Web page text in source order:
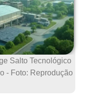
Salto Tecnológico
- Foto: Reprodução